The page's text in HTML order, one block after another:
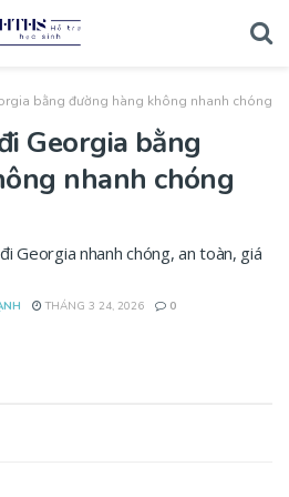
bằng đường hàng không nhanh chóng
Georgia bằng
nhanh chóng
Georgia nhanh chóng, an toàn, giá
THÁNG 3 24, 2026 0